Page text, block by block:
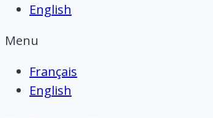
English
Menu
Français
English